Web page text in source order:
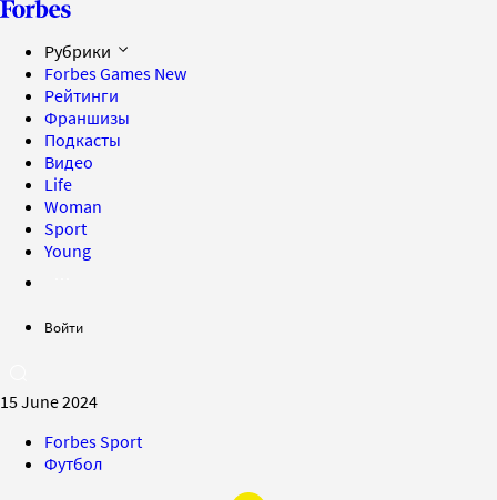
Рубрики
Forbes Games New
Рейтинги
Франшизы
Подкасты
Видео
Life
Woman
Sport
Young
Войти
15 June 2024
Forbes Sport
Футбол